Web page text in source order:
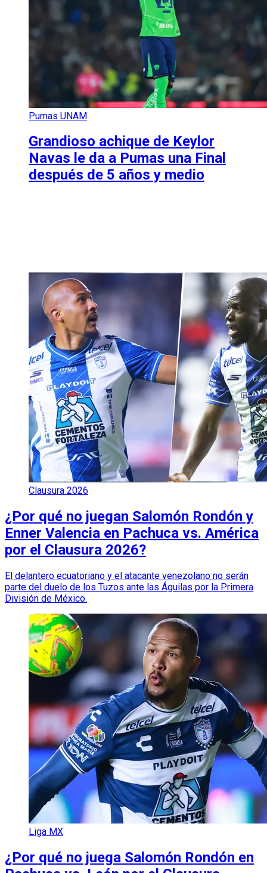
Pumas UNAM
Grandioso achique de Keylor
Navas le da a Pumas una Final
después de 5 años y medio
Clausura 2026
¿Por qué no juegan Salomón Rondón y
Enner Valencia en Pachuca vs. América
por el Clausura 2026?
El delantero ecuatoriano y el atacante venezolano no serán
parte del duelo de los Tuzos ante las Águilas por la Primera
División de México.
Liga MX
¿Por qué no juega Salomón Rondón en